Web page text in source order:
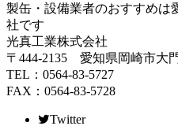
製缶・設備業者のおすすめは
社です
光真工業株式会社
〒444-2135 愛知県岡崎市大
TEL：0564-83-5727
FAX：0564-83-5728
Twitter